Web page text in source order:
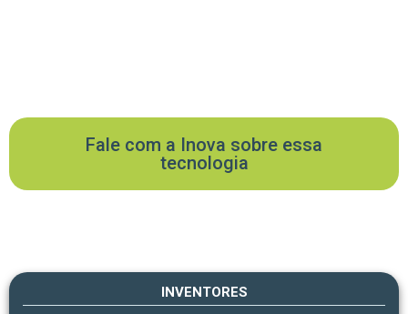
Fale com a Inova sobre essa
tecnologia
INVENTORES